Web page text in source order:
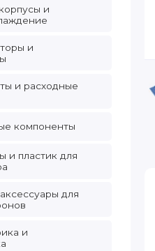
и
и
и расходные
компоненты
и пластик для
для
и